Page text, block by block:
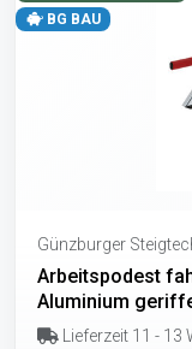
BG BAU
Günzburger
Arbeitspodest
Aluminium
Lieferzeit 11 - 13